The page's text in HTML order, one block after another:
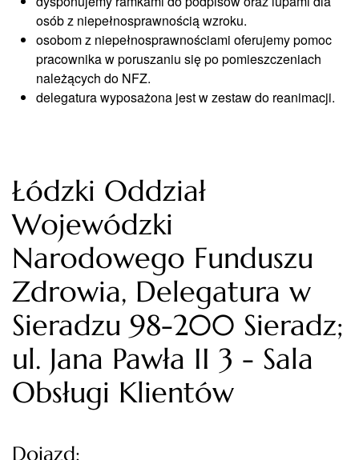
osób z niepełnosprawnością wzroku.
osobom z niepełnosprawnościami oferujemy pomoc
pracownika w poruszaniu się po pomieszczeniach
należących do NFZ.
delegatura wyposażona jest w zestaw do reanimacji.
Łódzki Oddział
Wojewódzki
Narodowego Funduszu
Zdrowia, Delegatura w
Sieradzu 98-200 Sieradz;
ul. Jana Pawła II 3 - Sala
Obsługi Klientów
Dojazd: